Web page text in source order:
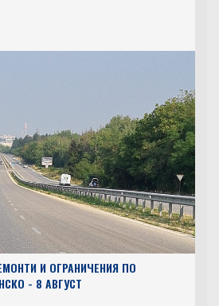
И ОГРАНИЧЕНИЯ ПО
- 8 АВГУСТ